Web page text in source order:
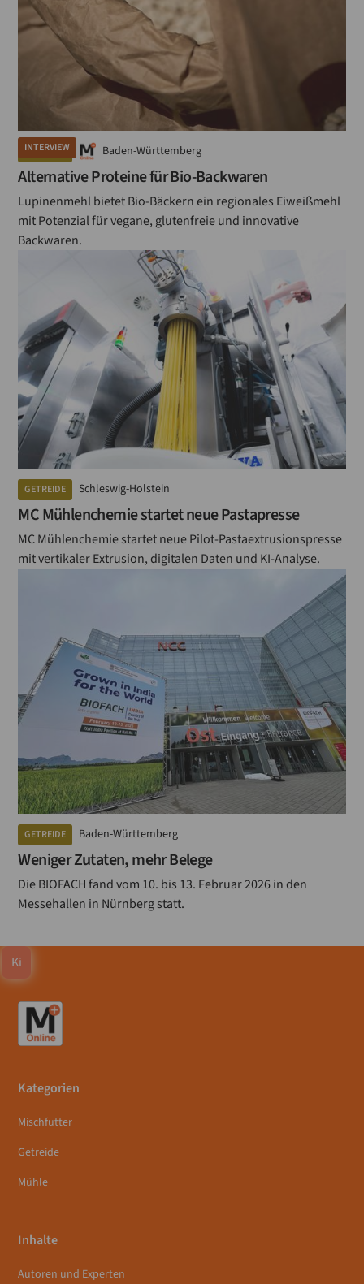
INTERVIEW
GETREIDE Baden-Württemberg
Alternative Proteine für Bio-Backwaren
Lupinenmehl bietet Bio-Bäckern ein regionales Eiweißmehl
mit Potenzial für vegane, glutenfreie und innovative
Backwaren.
GETREIDE Schleswig-Holstein
MC Mühlenchemie startet neue Pastapresse
MC Mühlenchemie startet neue Pilot-Pastaextrusionspresse
mit vertikaler Extrusion, digitalen Daten und KI-Analyse.
GETREIDE Baden-Württemberg
Weniger Zutaten, mehr Belege
Die BIOFACH fand vom 10. bis 13. Februar 2026 in den
Messehallen in Nürnberg statt.
Ki
Kategorien
Mischfutter
Getreide
Mühle
Inhalte
Autoren und Experten